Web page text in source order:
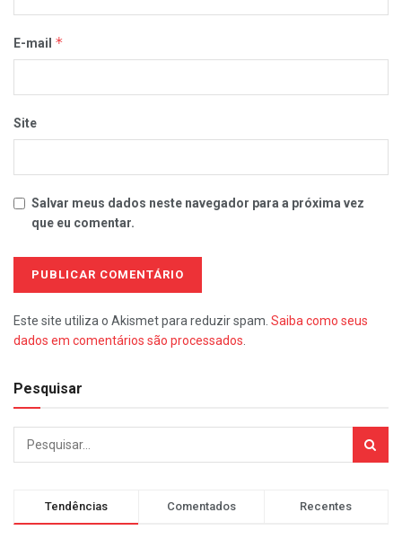
E-mail *
Site
Salvar meus dados neste navegador para a próxima vez
que eu comentar.
Este site utiliza o Akismet para reduzir spam. Saiba como seus
dados em comentários são processados
Pesquisar
Tendências Comentados Recentes